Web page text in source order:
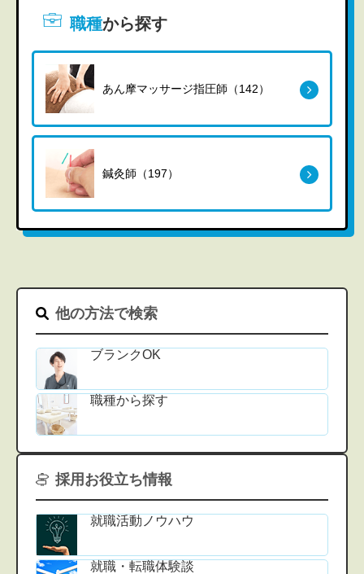
職種から探す
あん摩マッサージ指圧師（142）
鍼灸師（197）
他の方法で検索
ブランクOK
職種から探す
採用お役立ち情報
就職活動ノウハウ
就職・転職体験談